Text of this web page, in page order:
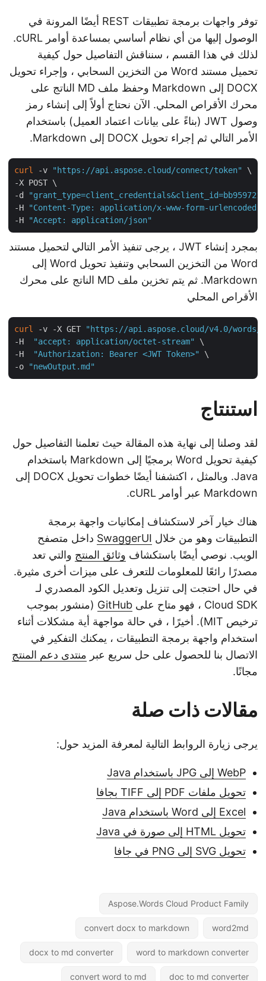
توفر واجهات برمجة تطبيقات REST أيضًا المرونة في
الوصول إليها من أي نظام أساسي بمساعدة أوامر cURL.
لذلك في هذا القسم ، سنناقش التفاصيل حول كيفية
تحميل مستند Word من التخزين السحابي ، وإجراء تحويل
DOCX إلى Markdown وحفظ ملف MD الناتج على
محرك الأقراص المحلي. الآن نحتاج أولاً إلى إنشاء رمز
وصول JWT (بناءً على بيانات اعتماد العميل) باستخدام
الأمر التالي ثم إجراء تحويل DOCX إلى Markdown.
curl -v "https://api.aspose.cloud/connect/token" \
-X POST \
-d "grant_type=client_credentials&client_id=bb959721-
-H "Content-Type: application/x-www-form-
-H "Accept: application/json"
بمجرد إنشاء JWT ، يرجى تنفيذ الأمر التالي لتحميل مستند
Word من التخزين السحابي وتنفيذ تحويل Word إلى
Markdown. ثم يتم تخزين ملف MD الناتج على محرك
الأقراص المحلي
curl -v -X GET "https://api.aspose.cloud/v4.0/words/
-H "accept: application/octet-stream" \
-H "Authorization: Bearer <JWT Token>" \
-o "newOutput.md"
استنتاج
لقد وصلنا إلى نهاية هذه المقالة حيث تعلمنا التفاصيل حول
كيفية تحويل Word برمجيًا إلى Markdown باستخدام
Java. وبالمثل ، اكتشفنا أيضًا خطوات تحويل DOCX إلى
Markdown عبر أوامر cURL.
هناك خيار آخر لاستكشاف إمكانيات واجهة برمجة
التطبيقات وهو من خلال SwaggerUIداخل متصفح
الويب. نوصي أيضًا باستكشاف وثائق المنتجوالتي تعد
مصدرًا رائعًا للمعلومات للتعرف على ميزات أخرى مثيرة.
في حال احتجت إلى تنزيل وتعديل الكود المصدري لـ
Cloud SDK ، فهو متاح على
GitHub(منشور بموجب
ترخيص MIT). أخيرًا ، في حالة مواجهة أية مشكلات أثناء
استخدام واجهة برمجة التطبيقات ، يمكنك التفكير في
الاتصال بنا للحصول على حل سريع عبر منتدى دعم المنتج
مجانًا.
مقالات ذات صلة
يرجى زيارة الروابط التالية لمعرفة المزيد حول:
WebP إلى JPG باستخدام Java
تحويل ملفات PDF إلى TIFF بجافا
Excel إلى Word باستخدام Java
تحويل HTML إلى صورة في Java
تحويل SVG إلى PNG في جافا
Aspose.Words Cloud Product Family
word2md
convert docx to markdown
word to markdown converter
docx to md converter
doc to md converter
convert word to md